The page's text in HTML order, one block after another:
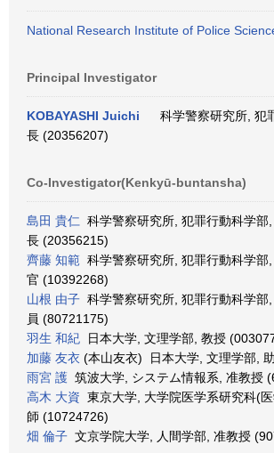
National Research Institute of Police
Principal Investigator
KOBAYASHI Juichi
科学警察研究所, 犯
長 (20356207)
Co-Investigator(Kenkyū-buntansha)
島田 貴仁 科学警察研究所, 犯罪行動科学部,
長 (20356215)
齊藤 知範 科学警察研究所, 犯罪行動科学部
官 (10392268)
山根 由子 科学警察研究所, 犯罪行動科学部
員 (80721175)
羽生 和紀 日本大学, 文理学部, 教授
加藤 友衣 (本山友衣) 日本大学, 文理学部,
雨宮 護 筑波大学, システム情報系, 准教授
高木 大資 東京大学, 大学院医学系研究科(
師 (10724726)
畑 倫子 文京学院大学, 人間学部, 准教授